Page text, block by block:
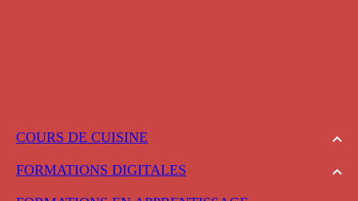
COURS DE CUISINE
FORMATIONS DIGITALES